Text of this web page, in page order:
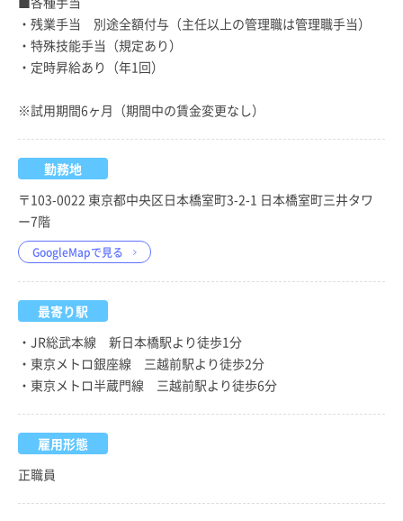
・残業手当 別途全額付与（主任以上の管理職は管理職手当）
・特殊技能手当（規定あり）
・定時昇給あり（年1回）
※試用期間6ヶ月（期間中の賃金変更なし）
勤務地
〒103-0022 東京都中央区日本橋室町3-2-1 日本橋室町三井タワ
ー7階
GoogleMapで見る
最寄り駅
・JR総武本線 新日本橋駅より徒歩1分
・東京メトロ銀座線 三越前駅より徒歩2分
・東京メトロ半蔵門線 三越前駅より徒歩6分
雇用形態
正職員